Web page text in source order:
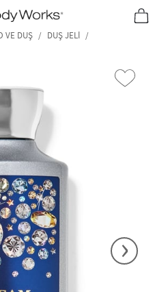
*Promosyon Detayları
VE DUŞ
DUŞ JELI
›